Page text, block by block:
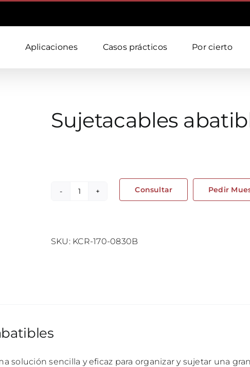
Aplicaciones Casos prácticos Por cierto
Sujetacables
Sujetacables
Consultar Pedir
SKU: KCR-170-0830B
solución sencilla y eficaz para organizar y sujetar una